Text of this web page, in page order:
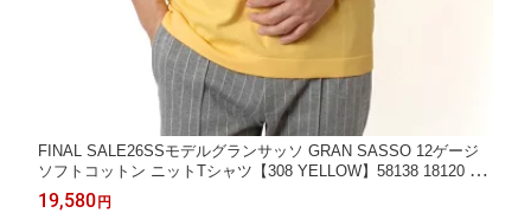
FINAL SALE26SSモデルグランサッソ GRAN SASSO 12ゲージ
ソフトコットン ニットTシャツ【308 YELLOW】58138 18120 30
8 YELLOW/【2026SS】m-tops
19,580円